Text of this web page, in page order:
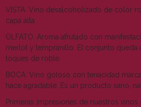
VISTA. Vino desalcoholizado de color
capa alta.
OLFATO. Aroma afrutado con
merlot y tempranillo. El conjunto queda
toques de roble.
BOCA. Vino goloso con tenacidad
hace agradable. Es un producto sano,
Primeras impresiones de nuestros vinos